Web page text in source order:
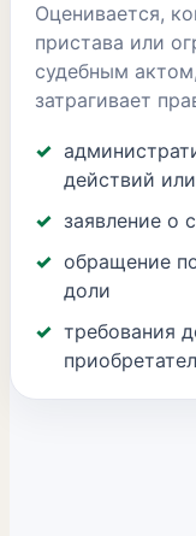
Оценивается,
пристава или
судебным
затрагивает
действий
заявление о
обращение
доли
требования